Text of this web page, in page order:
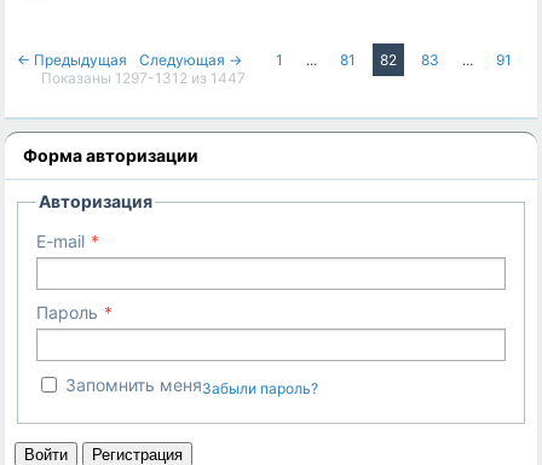
← Предыдущая Следующая → 1 ... 81 82 83 ...
91
Показаны 1297-1312 из 1447
Форма авторизации
Авторизация
E-mail
Пароль
Запомнить меняЗабыли пароль?
Войти Регистрация